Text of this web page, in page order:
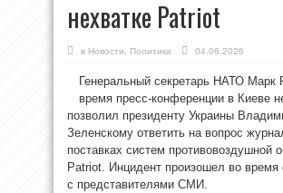
нехватке Patriot
в Новости Политика 04.06.2026
Генеральный секретарь НАТО Марк
время пресс-конференции в Киеве
позволил президенту Украины
Зеленскому ответить на вопрос
поставках систем противовоздушной
Patriot. Инцидент произошел во
с представителями СМИ.